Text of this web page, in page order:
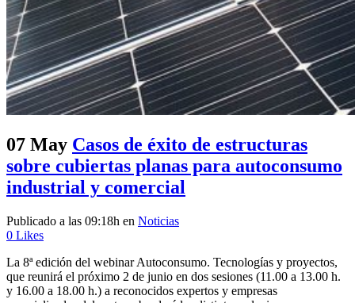
07 May Casos de éxito de estructuras
sobre cubiertas planas para autoconsumo
industrial y comercial
Publicado a las 09:18h en Noticias
0 Likes
La 8ª edición del webinar Autoconsumo. Tecnologías y proyectos,
que reunirá el próximo 2 de junio en dos sesiones (11.00 a 13.00 h.
y 16.00 a 18.00 h.) a reconocidos expertos y empresas